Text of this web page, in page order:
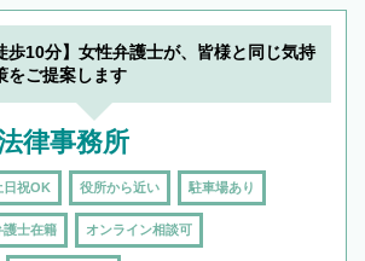
ます。また、相続は感情がからむ分野なの
ィーリングも重要です。実際に電話や面談
の弁護士と会話をしてウマが合う方に依
歩10分】女性弁護士が、皆様と同じ気持
をご提案します
律事務所
日祝OK 役所から近い 駐車場あり
護士在籍 オンライン相談可